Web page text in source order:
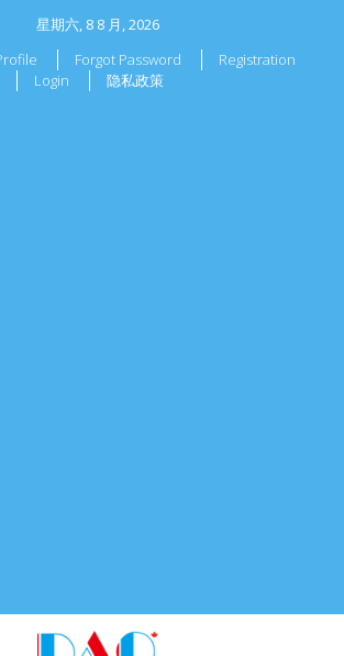
星期六, 8 8 月, 2026
Forgot Password
Registration
Login
隐私政策